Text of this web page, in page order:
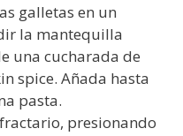
galletas en un
la mantequilla
una cucharada de
spice. Añada hasta
pasta.
presionando